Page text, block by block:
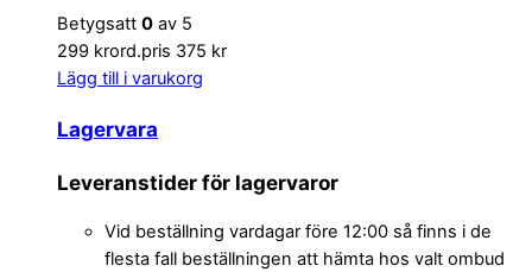
Betygsatt 0 av 5
299 krord.pris 375 kr
Lägg till i varukorg
Lagervara
Leveranstider för lagervaror
Vid beställning vardagar före 12:00 så finns i de
flesta fall beställningen att hämta hos valt ombud